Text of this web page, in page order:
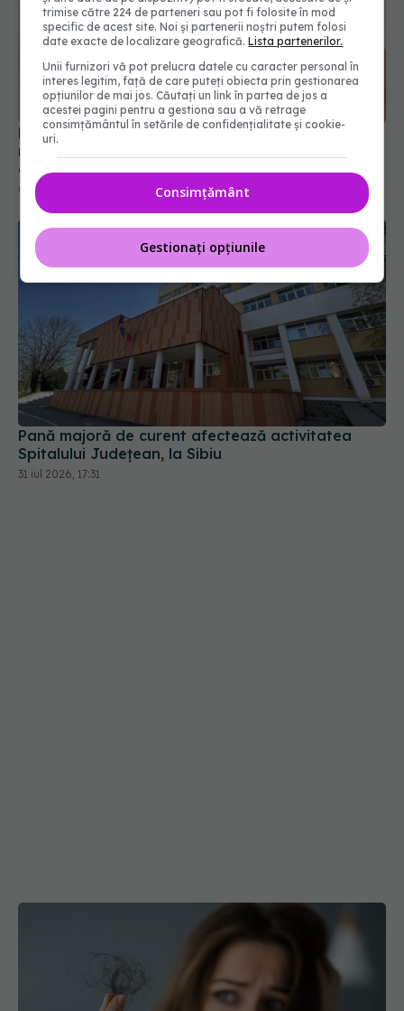
Persoanele peste 65 de ani care iau multe
medicamente ar putea avea un risc mai mare de
deces. Ce arată studiul
03 aug 2026, 15:21
Pană majoră de curent afectează activitatea
Spitalului Județean, la Sibiu
31 iul 2026, 17:31
trimise către 224 de parteneri sau pot fi folosite în mod
specific de acest site. Noi și partenerii noștri putem folosi
date exacte de localizare geografică.Lista partenerilor.
Unii furnizori vă pot prelucra datele cu caracter personal în
interes legitim, față de care puteți obiecta prin gestionarea
opțiunilor de mai jos. Căutați un link în partea de jos a
acestei pagini pentru a gestiona sau a vă retrage
consimțământul în setările de confidențialitate și cookie-
uri.
Consimțământ
Gestionați opțiunile